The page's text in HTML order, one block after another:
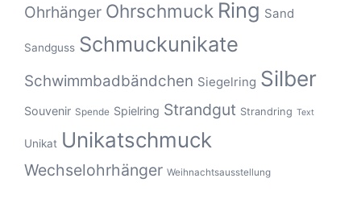
Ohrhänger Ohrschmuck Ring Sand
Sandguss Schmuckunikate
Schwimmbadbändchen Siegelring Silber
Souvenir Spende Spielring Strandgut Strandring Text
Unikat Unikatschmuck
Wechselohrhänger Weihnachtsausstellung